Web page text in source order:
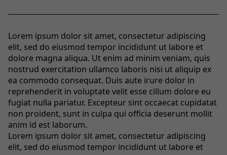
Lorem ipsum dolor sit amet, consectetur adipiscing
elit, sed do eiusmod tempor incididunt ut labore et
dolore magna aliqua. Ut enim ad minim veniam, quis
nostrud exercitation ullamco laboris nisi ut aliquip ex
ea commodo consequat. Duis aute irure dolor in
reprehenderit in voluptate velit esse cillum dolore eu
fugiat nulla pariatur. Excepteur sint occaecat cupidatat
non proident, sunt in culpa qui officia deserunt mollit
anim id est laborum.
Lorem ipsum dolor sit amet, consectetur adipiscing
elit, sed do eiusmod tempor incididunt ut labore et